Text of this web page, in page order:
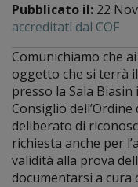
Pubblicato il: 22
accreditati dal COF
Comunichiamo che
oggetto che si terrà
presso la Sala Biasin
Consiglio
deliberato di
richiesta anche per
validità alla prova
documentarsi a cura